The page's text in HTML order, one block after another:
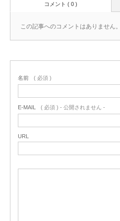
コメント ( 0 )
この記事へのコメントはありません。
名前 ( 必須 )
E-MAIL ( 必須 ) - 公開されません -
URL